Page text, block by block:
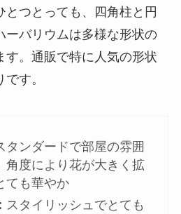
とつとっても、四角柱と円
ーバリウムは多様な形状の
す。通販で特に人気の形状
す。
タンダードで部屋の雰囲
角度により花が大きく拡
ても華やか
スタイリッシュでとても